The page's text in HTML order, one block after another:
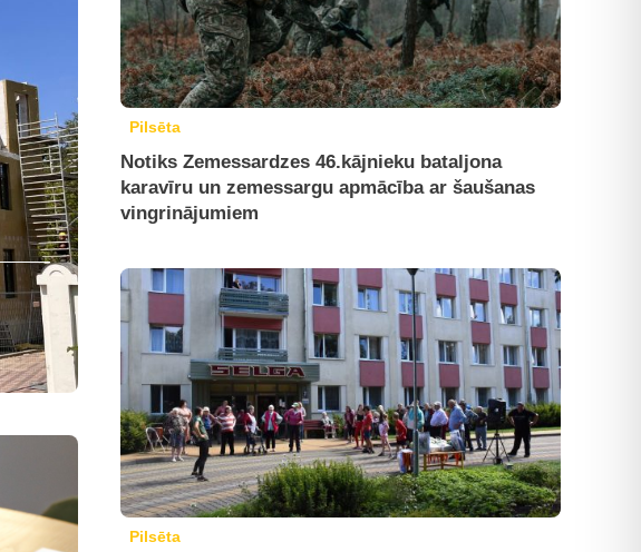
Pilsēta
Notiks Zemessardzes 46.kājnieku bataljona
karavīru un zemessargu apmācība ar šaušanas
vingrinājumiem
Pilsēta